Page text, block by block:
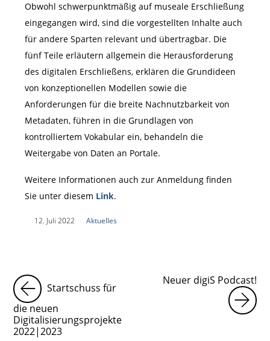
Obwohl schwerpunktmäßig auf museale Erschließung
eingegangen wird, sind die vorgestellten Inhalte auch
für andere Sparten relevant und übertragbar. Die
fünf Teile erläutern allgemein die Herausforderung
des digitalen Erschließens, erklären die Grundideen
von konzeptionellen Modellen sowie die
Anforderungen für die breite Nachnutzbarkeit von
Metadaten, führen in die Grundlagen von
kontrolliertem Vokabular ein, behandeln die
Weitergabe von Daten an Portale.
Weitere Informationen auch zur Anmeldung finden
Sie unter diesem Link.
12. Juli 2022 Aktuelles
Startschuss für
die neuen
Digitalisierungsprojekte
2022|2023
Neuer digiS Podcast!